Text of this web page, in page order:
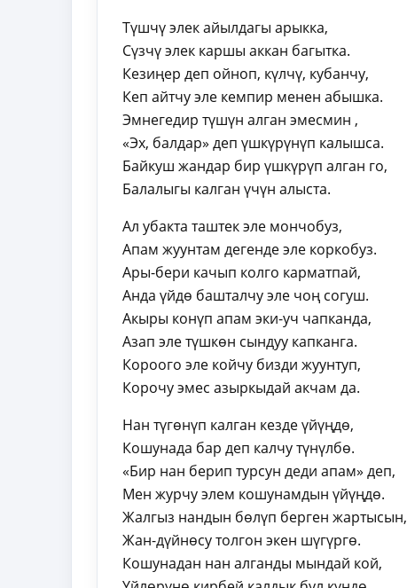
Түшчү элек айылдагы арыкка,
Сүзчү элек каршы аккан багытка.
Кезиңер деп ойноп, күлчү, кубанчу,
Кеп айтчу эле кемпир менен абышка.
Эмнегедир түшүн алган эмесмин ,
«Эх, балдар» деп үшкүрүнүп калышса.
Байкуш жандар бир үшкүрүп алган го,
Балалыгы калган үчүн алыста.
Ал убакта таштек эле мончобуз,
Апам жуунтам дегенде эле коркобуз.
Ары-бери качып колго карматпай,
Анда үйдө башталчу эле чоң согуш.
Акыры конүп апам эки-уч чапканда,
Азап эле түшкөн сындуу капканга.
Короого эле койчу бизди жуунтуп,
Корочу эмес азыркыдай акчам да.
Нан түгөнүп калган кезде үйүңдө,
Кошунада бар деп калчу түнүлбө.
«Бир нан берип турсун деди апам» деп,
Мен журчу элем кошунамдын үйүңдө.
Жалгыз нандын бөлүп берген жартысын,
Жан-дүйнөсу толгон экен шүгүргө.
Кошунадан нан алганды мындай кой,